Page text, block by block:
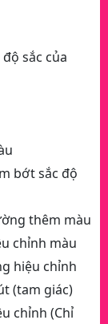
sắc của
bớt sắc độ
thêm màu
chỉnh màu
hiệu chỉnh
(tam giác)
chỉnh (Chỉ